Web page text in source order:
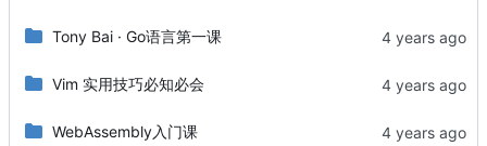
Tony Bai · Go语言第一课
Vim 实用技巧必知必会
WebAssembly入门课